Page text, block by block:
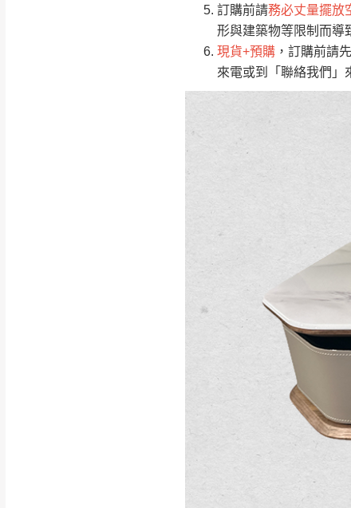
訂購前請務必丈量擺放
形與建築物等限制而導
現貨+預購 ，訂購前請
來電或到「聯絡我們」
桃園
新竹
苗栗
（線上客服
下單前先詢問
（洽詢方式請
運送範圍：限
苗栗至基隆；
保護物流人員
因大型傢俱有
會再與您通知
由於百貨公司
發票寄送：
若您選擇三聯式或
送達，如遇國定假日
退換貨說明：
若收到不良品
所有退回及換
品、附件、包
由於透過電腦